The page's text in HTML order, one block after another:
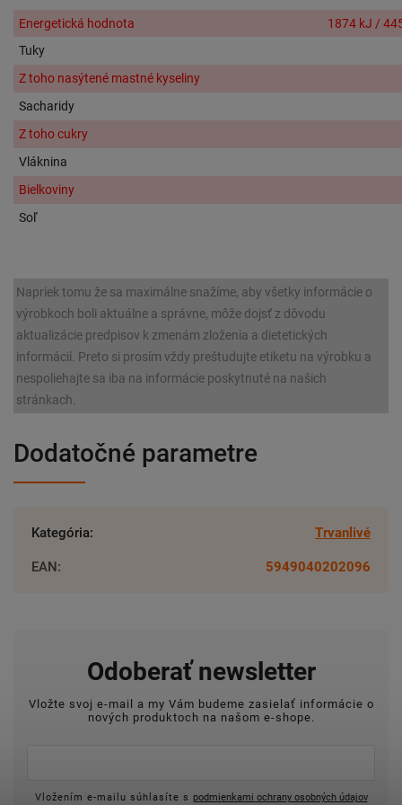
Energetická hodnota
1874 kJ /
Tuky
Z toho nasýtené mastné kyseliny
Sacharidy
Z toho cukry
Vláknina
Bielkoviny
Soľ
Napriek tomu že sa maximálne snažíme, aby všetky informácie o
výrobkoch boli aktuálne a správne, môže dojsť z dôvodu
aktualizácie predpisov k zmenám zloženia a dietetických
informácií. Preto si prosím vždy preštudujte etiketu na výrobku a
nespoliehajte sa iba na informácie poskytnuté na našich
stránkach.
Dodatočné parametre
Kategória: Trvanlivé
EAN: 5949040202096
Odoberať newsletter
Vložte svoj e-mail a my Vám budeme zasielať informácie o
nových produktoch na našom e-shope.
Vložením e-mailu súhlasíte s podmienkami ochrany osobných údajov